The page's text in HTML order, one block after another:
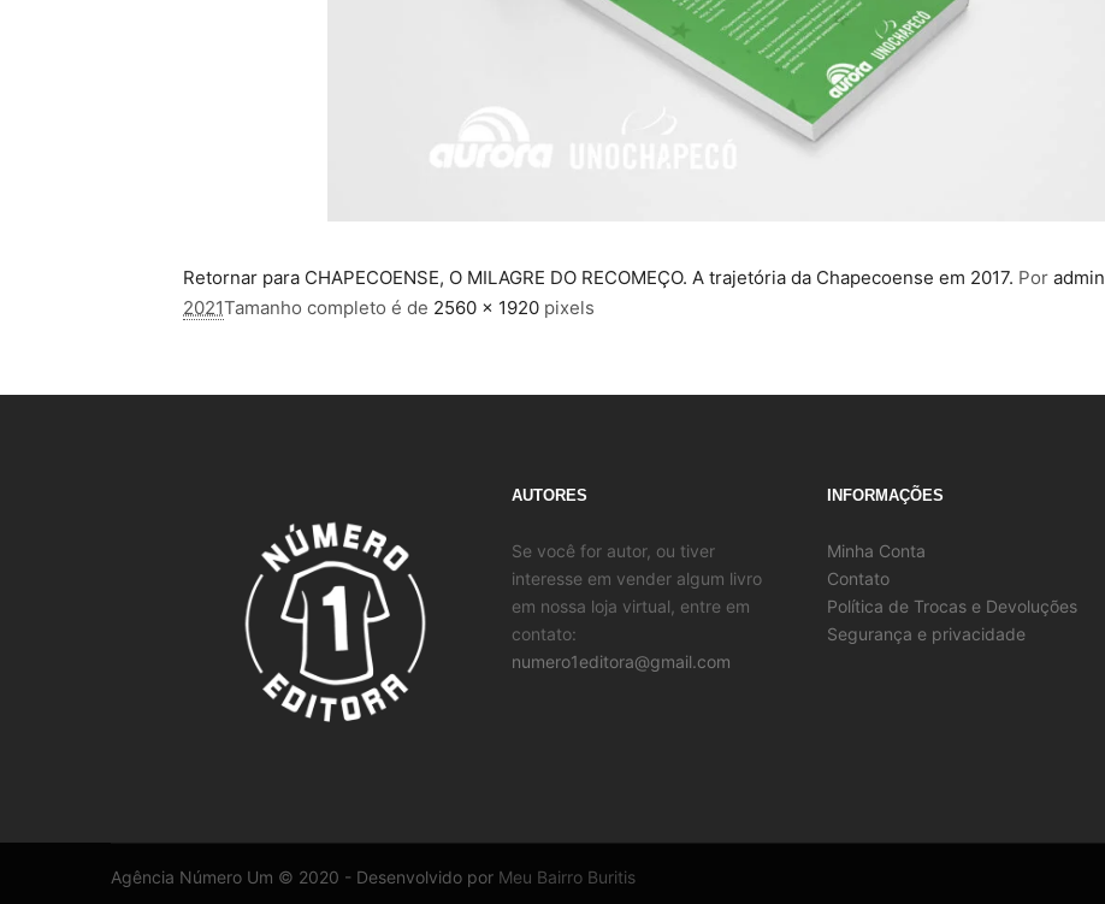
Retornar para CHAPECOENSE, O MILAGRE DO RECOMEÇO. A trajetória da Chapecoense em 2017. Por admin
2021Tamanho completo é de 2560 × 1920 pixels
AUTORES
Se você for autor, ou tiver
interesse em vender algum livro
em nossa loja virtual, entre em
contato:
numero1editora@gmail.com
INFORMAÇÕES
Minha Conta
Contato
Política de Trocas e Devoluções
Segurança e privacidade
Agência Número Um © 2020 - Desenvolvido por Meu Bairro Buritis